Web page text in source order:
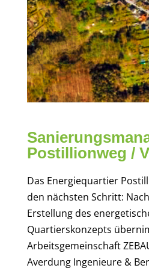
Postillionweg /
Das Energiequartier
den nächsten Schritt:
Erstellung des
Quartierskonzepts
Arbeitsgemeinschaft
Averdung Ingenieure &